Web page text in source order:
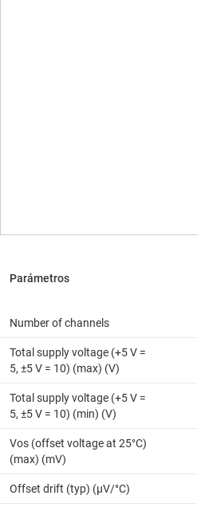
Number of channels
Total supply voltage (+5 V =
5, ±5 V = 10) (max) (V)
Total supply voltage (+5 V =
5, ±5 V = 10) (min) (V)
Vos (offset voltage at 25°C)
(max) (mV)
Offset drift (typ) (µV/°C)